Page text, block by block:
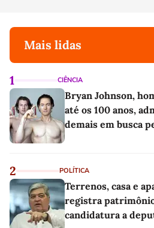
Mais lidas
1 CIÊNCIA
Bryan Johnson,
até os 100 anos,
demais em busca
2 POLÍTICA
Terrenos, casa e
registra
candidatura a